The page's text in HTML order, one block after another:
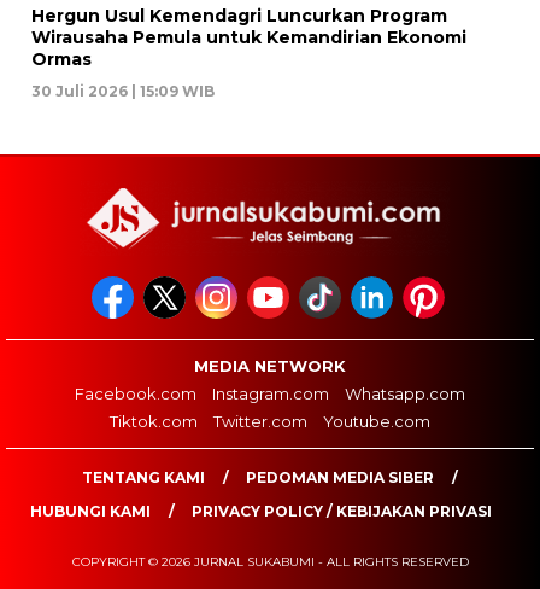
Hergun Usul Kemendagri Luncurkan Program
Wirausaha Pemula untuk Kemandirian Ekonomi
Ormas
30 Juli 2026 | 15:09 WIB
MEDIA NETWORK
Facebook.com
Instagram.com
Whatsapp.com
Tiktok.com
Twitter.com Youtube.com
TENTANG KAMI
PEDOMAN MEDIA SIBER
HUBUNGI KAMI
PRIVACY POLICY / KEBIJAKAN PRIVASI
COPYRIGHT © 2026 JURNAL SUKABUMI - ALL RIGHTS RESERVED